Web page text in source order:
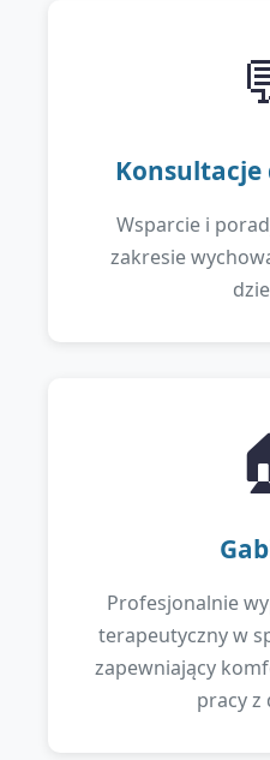
Konsultacje
Wsparcie i
zakresie
Profesjonalnie
terapeutyczny w
zapewniający
pracy z